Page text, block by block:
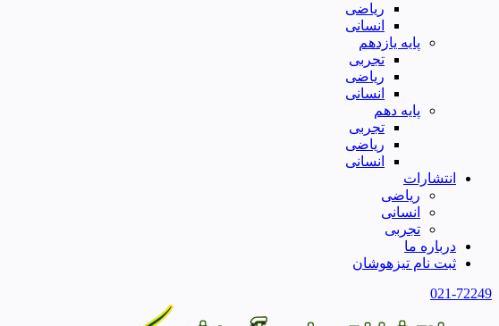
ریاضی
انسانی
پایه یازدهم
تجربی
ریاضی
انسانی
پایه دهم
تجربی
ریاضی
انسانی
انتشارات
ریاضی
انسانی
تجربی
درباره ما
ثبت نام تیزهوشان
021-72249